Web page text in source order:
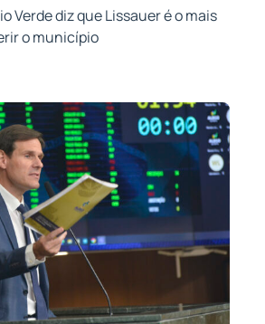
Verde diz que Lissauer é o mais
o município